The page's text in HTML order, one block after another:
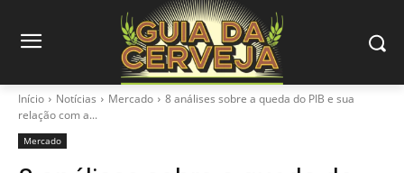
Início Notícias Mercado
8 análises sobre a queda do PIB e sua
relação com a...
Mercado